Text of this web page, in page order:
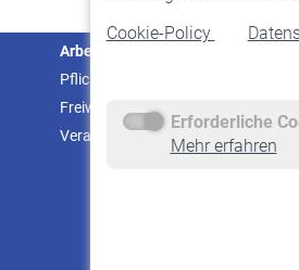
Cookie-Policy
Erforderliche
Mehr erfahren
Arbeitgeber
Pflichtversicherung
Freiwillige Versicherung
Veranstaltungen